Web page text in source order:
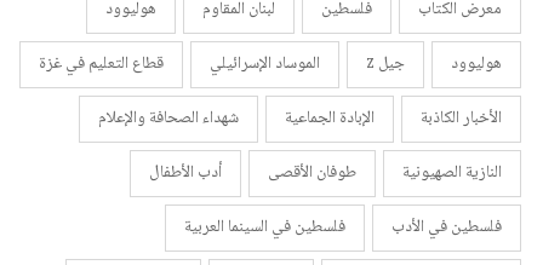
معرض الكتاب
فلسطين لبنان المقاوم
هوليوود
هوليوود
جيل z الموساد الإسرائيلي
قطاع التعليم في غزة
الأخبار الكاذبة
الإبادة الجماعية
شهداء الصحافة والإعلام
النازية الصهيونية
طوفان الأقصى
أدب الأطفال
فلسطين في الأدب
فلسطين في السينما العربية